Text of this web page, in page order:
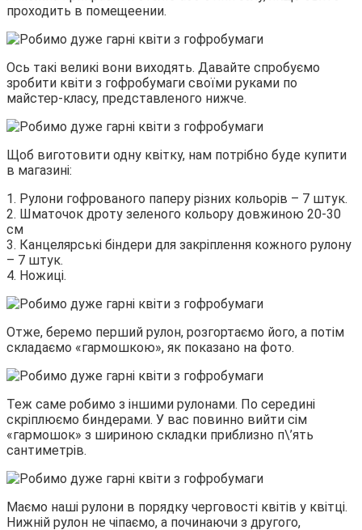
проходить в помещеении.
Ось такі великі вони виходять. Давайте спробуємо
зробити квіти з гофробумаги своїми руками по
майстер-класу, представленого нижче.
Щоб виготовити одну квітку, нам потрібно буде купити
в магазині:
1. Рулони гофрованого паперу різних кольорів – 7 штук.
2. Шматочок дроту зеленого кольору довжиною 20-30
см
3. Канцелярські біндери для закріплення кожного рулону
– 7 штук.
4. Ножиці.
Отже, беремо перший рулон, розгортаємо його, а потім
складаємо «гармошкою», як показано на фото.
Теж саме робимо з іншими рулонами. По середині
скріплюємо биндерами. У вас повинно вийти сім
«гармошок» з шириною складки приблизно п\’ять
сантиметрів.
Маємо наші рулони в порядку черговості квітів у квітці.
Нижній рулон не чіпаємо, а починаючи з другого,